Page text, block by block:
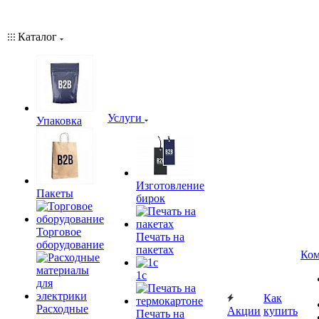
Каталог
Упаковка
Пакеты
Торговое
оборудование
Расходные
Услуги
Изготовление
бирок
Печать на
пакетах
1c
Печать на
Акции
Как
купить